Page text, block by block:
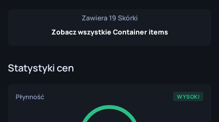
Zawiera 19 Skórki
Zobacz wszystkie Container items
Statystyki cen
Płynność WYSOKI